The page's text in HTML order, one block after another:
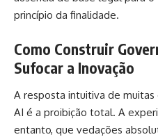
princípio da finalidade.
Como Construir
Sufocar a Inovação
A resposta intuitiva de
AI é a proibição total. A
entanto, que vedações